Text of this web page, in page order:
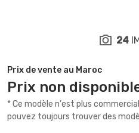
Prix de vente au Maroc
Prix non
* Ce modèle n'est plus
pouvez toujours trouver des
24